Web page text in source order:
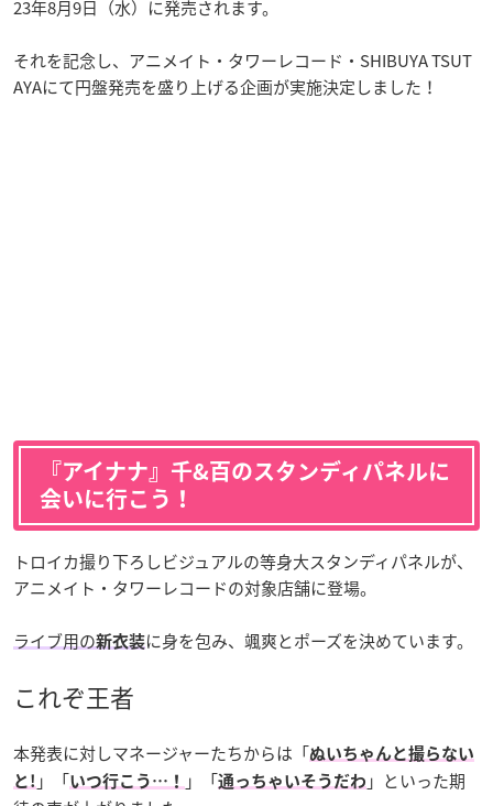
23年8月9日（水）に発売されます。
それを記念し、アニメイト・タワーレコード・SHIBUYA TSUT
AYAにて円盤発売を盛り上げる企画が実施決定しました！
『アイナナ』千&百のスタンディパネルに
会いに行こう！
トロイカ撮り下ろしビジュアルの等身大スタンディパネルが、
アニメイト・タワーレコードの対象店舗に登場。
ライブ用の新衣装に身を包み、颯爽とポーズを決めています。
これぞ王者
本発表に対しマネージャーたちからは「ぬいちゃんと撮らない
と! 」「いつ行こう…！ 」「通っちゃいそうだわ 」といった期